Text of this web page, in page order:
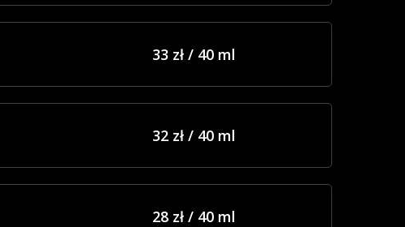
33 zł / 40 ml
32 zł / 40 ml
28 zł / 40 ml